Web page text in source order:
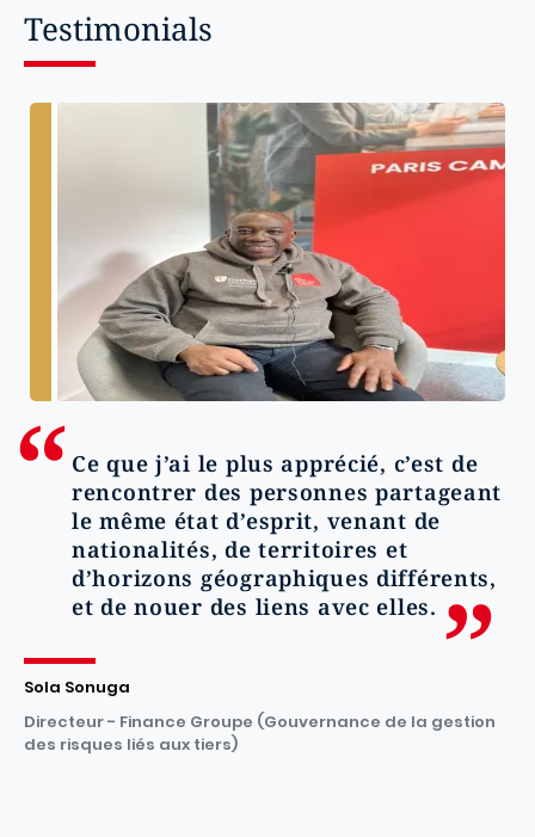
Testimonials
Ce que j’ai le plus apprécié, c’est de
rencontrer des personnes partageant
le même état d’esprit, venant de
nationalités, de territoires et
d’horizons géographiques différents,
et de nouer des liens avec elles.
Sola Sonuga
Directeur - Finance Groupe (Gouvernance de la gestion
des risques liés aux tiers)